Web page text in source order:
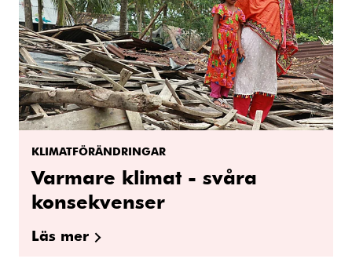
KLIMATFÖRÄNDRINGAR
Varmare klimat - svåra
konsekvenser
Läs mer